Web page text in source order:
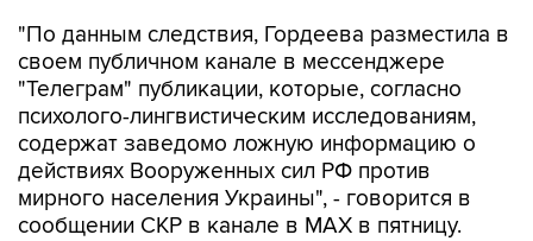
"По данным следствия, Гордеева разместила в
своем публичном канале в мессенджере
"Телеграм" публикации, которые, согласно
психолого-лингвистическим исследованиям,
содержат заведомо ложную информацию о
действиях Вооруженных сил РФ против
мирного населения Украины", - говорится в
сообщении СКР в канале в MAX в пятницу.